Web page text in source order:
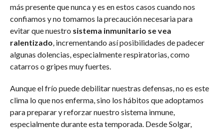
más presente que nunca y es en estos casos cuando nos
confiamos y no tomamos la precaución necesaria para
evitar que nuestro sistema inmunitario se vea
ralentizado , incrementando así posibilidades de padecer
algunas dolencias, especialmente respiratorias, como
catarros o gripes muy fuertes.
Aunque el frío puede debilitar nuestras defensas, no es este
clima lo que nos enferma, sino los hábitos que adoptamos
para preparar y reforzar nuestro sistema inmune,
especialmente durante esta temporada. Desde Solgar,